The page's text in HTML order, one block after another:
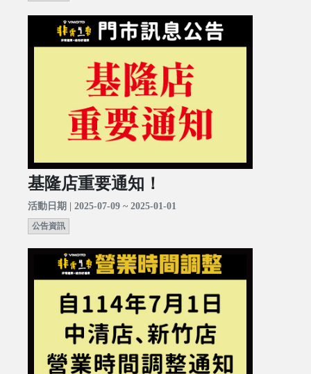
基隆店重要通知！
活動日期 | 2025-07-09 ~ 2025-01-01
公告資訊